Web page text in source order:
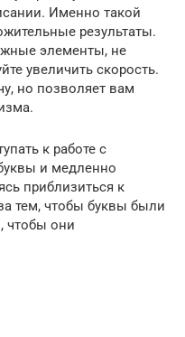
Именно такой
результаты.
элементы, не
увеличить скорость.
но позволяет вам
к работе с
и медленно
приблизиться к
тем, чтобы буквы были
чтобы они